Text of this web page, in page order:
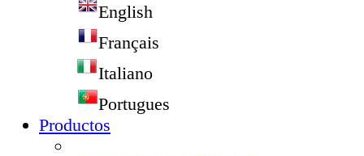
English
Français
Italiano
Portugues
Productos